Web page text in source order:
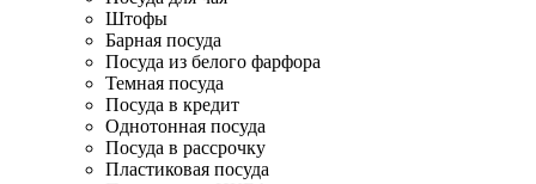
Штофы
Барная посуда
Посуда из белого фарфора
Темная посуда
Посуда в кредит
Однотонная посуда
Посуда в рассрочку
Пластиковая посуда